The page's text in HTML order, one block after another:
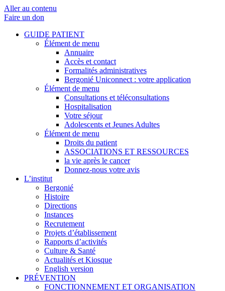
Aller au contenu
Faire un don
GUIDE PATIENT
Élément de menu
Annuaire
Accès et contact
Formalités administratives
Bergonié Uniconnect : votre application
Élément de menu
Consultations et téléconsultations
Hospitalisation
Votre séjour
Adolescents et Jeunes Adultes
Élément de menu
Droits du patient
ASSOCIATIONS ET RESSOURCES
la vie après le cancer
Donnez-nous votre avis
L’institut
Bergonié
Histoire
Directions
Instances
Recrutement
Projets d’établissement
Rapports d’activités
Culture & Santé
Actualités et Kiosque
English version
PRÉVENTION
FONCTIONNEMENT ET ORGANISATION